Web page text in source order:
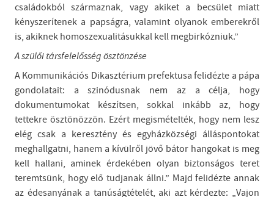
családokból származnak, vagy akiket a becsület miatt
kényszerítenek a papságra, valamint olyanok emberekről
is, akiknek homoszexualitásukkal kell megbirkózniuk.”
A szülői társfelelősség ösztönzése
A Kommunikációs Dikasztérium prefektusa felidézte a pápa
gondolatait: a szinódusnak nem az a célja, hogy
dokumentumokat készítsen, sokkal inkább az, hogy
tettekre ösztönözzön. Ezért megismételték, hogy nem lesz
elég csak a keresztény és egyházközségi álláspontokat
meghallgatni, hanem a kívülről jövő bátor hangokat is meg
kell hallani, aminek érdekében olyan biztonságos teret
teremtsünk, hogy elő tudjanak állni.” Majd felidézte annak
az édesanyának a tanúságtételét, aki azt kérdezte: „Vajon